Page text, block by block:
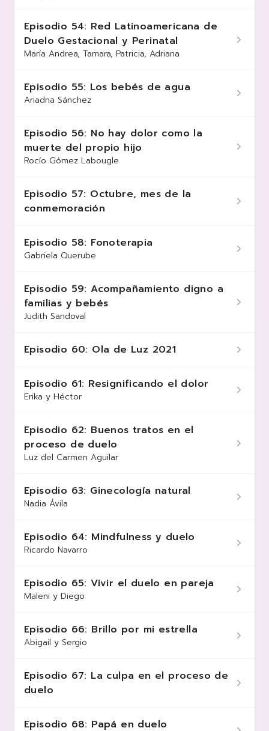
Episodio 54: Red Latinoamericana de
Duelo Gestacional y Perinatal
María Andrea, Tamara, Patricia, Adriana
Episodio 55: Los bebés de agua
Ariadna Sánchez
Episodio 56: No hay dolor como la
muerte del propio hijo
Rocío Gómez Labougle
Episodio 57: Octubre, mes de la
conmemoración
Episodio 58: Fonoterapia
Gabriela Querube
Episodio 59: Acompañamiento digno a
familias y bebés
Judith Sandoval
Episodio 60: Ola de Luz 2021
Episodio 61: Resignificando el dolor
Erika y Héctor
Episodio 62: Buenos tratos en el
proceso de duelo
Luz del Carmen Aguilar
Episodio 63: Ginecología natural
Nadia Ávila
Episodio 64: Mindfulness y duelo
Ricardo Navarro
Episodio 65: Vivir el duelo en pareja
Maleni y Diego
Episodio 66: Brillo por mi estrella
Abigail y Sergio
Episodio 67: La culpa en el proceso de
duelo
Episodio 68: Papá en duelo